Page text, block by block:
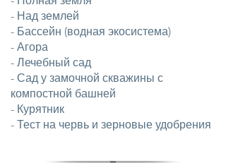
- Над землей
- Бассейн (водная экосистема)
- Агора
- Лечебный сад
- Сад у замочной скважины с
компостной башней
- Курятник
- Тест на червь и зерновые удобрения